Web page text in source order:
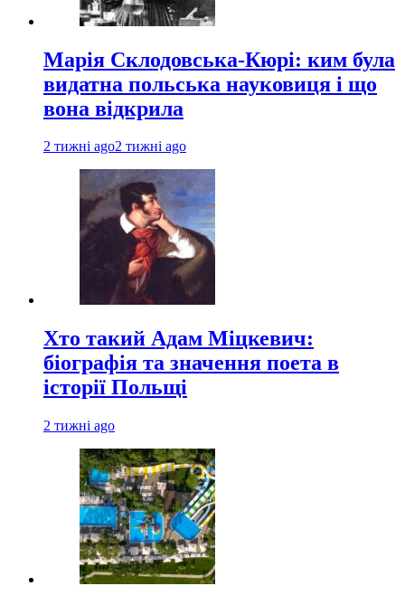
Марія Склодовська-Кюрі: ким була
видатна польська науковиця і що
вона відкрила
2 тижні ago2 тижні ago
Хто такий Адам Міцкевич:
біографія та значення поета в
історії Польщі
2 тижні ago